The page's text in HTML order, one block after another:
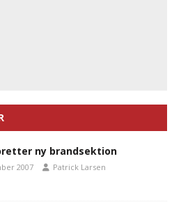
ny brandsektion
2007 Patrick Larsen